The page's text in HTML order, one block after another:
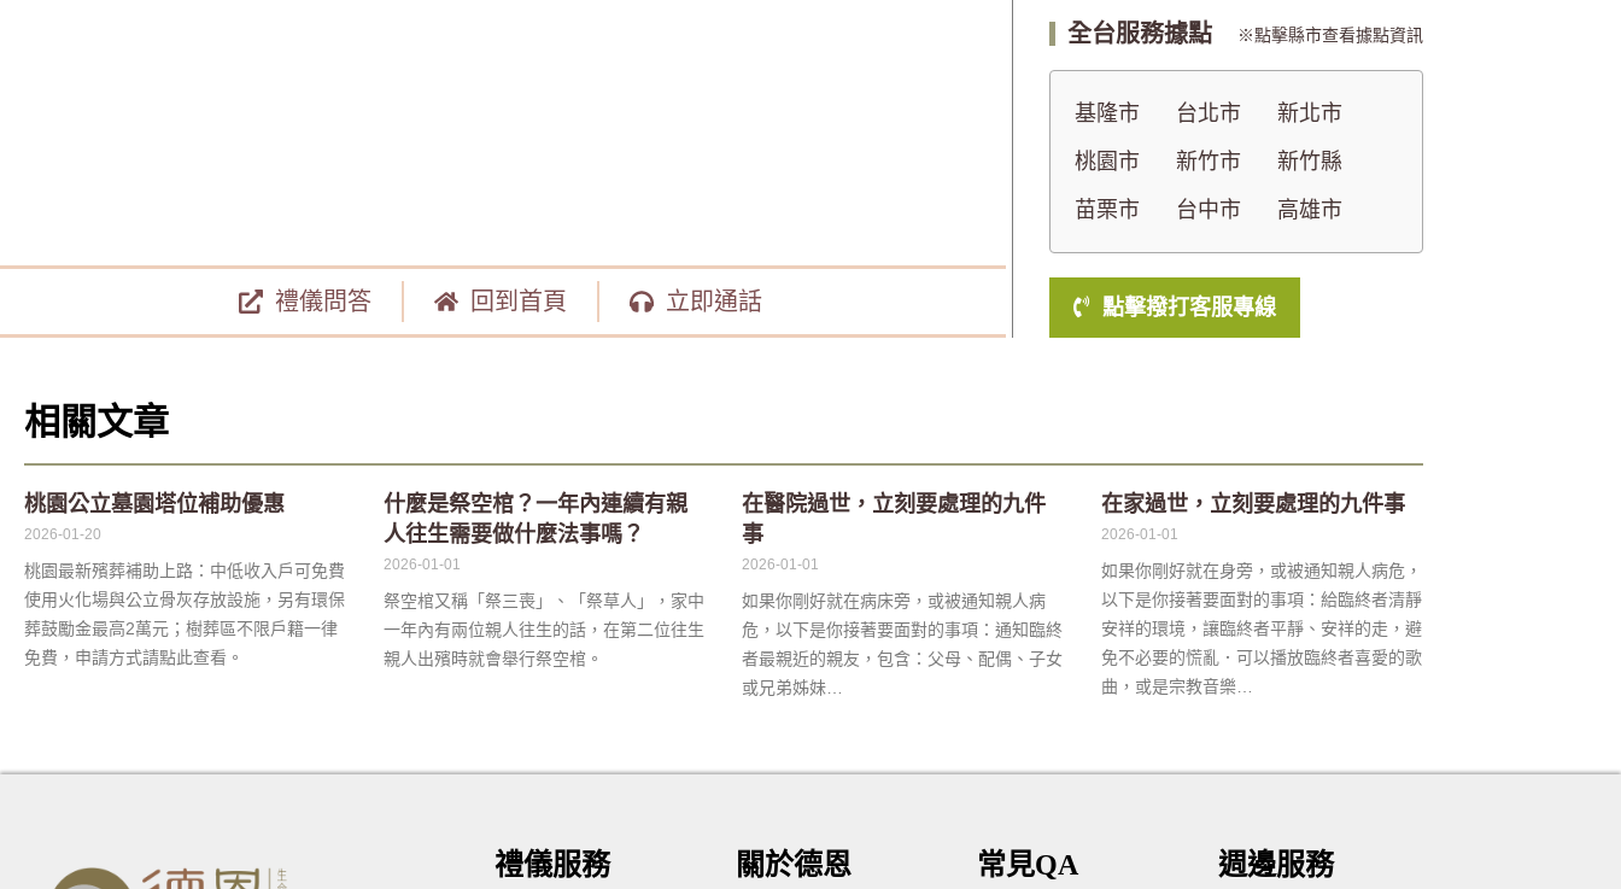
禮儀問答 回到首頁 立即通話
全台服務據點 點擊縣市查看據點資訊
基隆市
桃園市
苗栗市
台北市
新竹市
台中市
新北市
新竹縣
高雄市
點擊撥打客服專線
相關文章
桃園公立墓園塔位補助優惠
2026-01-20
桃園最新殯葬補助上路：中低收入戶可免費
使用火化場與公立骨灰存放設施，另有環保
葬鼓勵金最高2萬元；樹葬區不限戶籍一律
免費，申請方式請點此查看。
什麼是祭空棺？一年內連續有親
人往生需要做什麼法事嗎？
2026-01-01
祭空棺又稱「祭三喪」、「祭草人」，家中
一年內有兩位親人往生的話，在第二位往生
親人出殯時就會舉行祭空棺。
在醫院過世，立刻要處理的九件
事
2026-01-01
如果你剛好就在病床旁，或被通知親人病
危，以下是你接著要面對的事項：通知臨終
者最親近的親友，包含：父母、配偶、子女
或兄弟姊妹…
在家過世，立刻要處理的九件事
2026-01-01
如果你剛好就在身旁，或被通知親人病危，
以下是你接著要面對的事項：給臨終者清靜
安祥的環境，讓臨終者平靜、安祥的走，避
免不必要的慌亂．可以播放臨終者喜愛的歌
曲，或是宗教音樂…
禮儀服務 關於德恩 常見QA 週邊服務